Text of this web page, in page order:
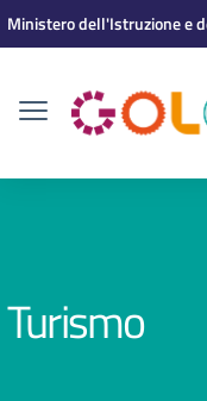
Vai ai contenuti
Vai al menu di navigazione
Vai al footer
Ministero dell'Istruzione e
Turismo